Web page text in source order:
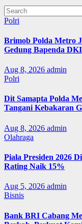
Polri
Brimob Polda Metro
Gedung Bapenda DKI
Aug 8, 2026 admin
Polri
Dit Samapta Polda
Tangani Kebakaran
Aug 8, 2026 admin
Olahraga
Piala Presiden 2026
Rating Naik 15%
Aug 5, 2026 admin
Bisnis
Bank BRI Cabang